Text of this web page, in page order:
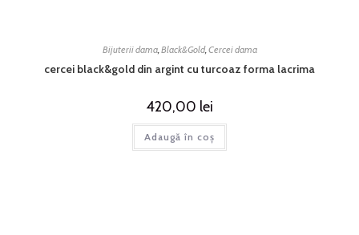
Bijuterii dama, Black&Gold, Cercei dama
cercei black&gold din argint cu turcoaz forma lacrima
420,00 lei
Adaugă în coș